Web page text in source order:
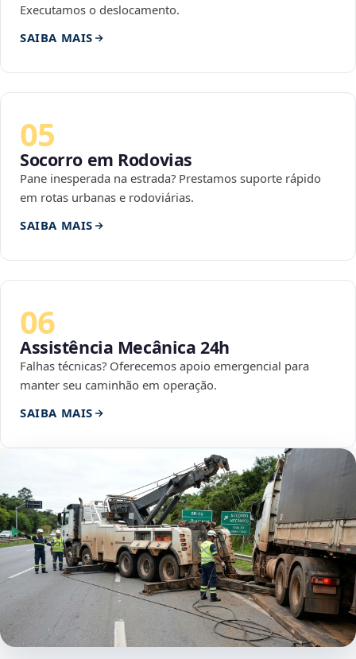
Executamos o deslocamento.
SAIBA MAIS
05
Socorro em Rodovias
Pane inesperada na estrada? Prestamos suporte rápido
em rotas urbanas e rodoviárias.
SAIBA MAIS
06
Assistência Mecânica 24h
Falhas técnicas? Oferecemos apoio emergencial para
manter seu caminhão em operação.
SAIBA MAIS